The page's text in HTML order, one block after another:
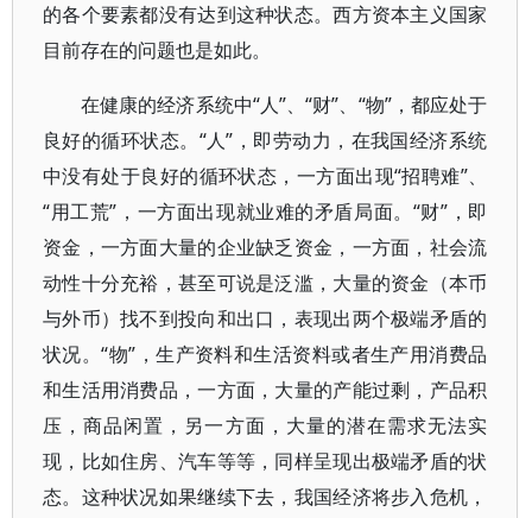
的各个要素都没有达到这种状态。西方资本主义国家
目前存在的问题也是如此。
在健康的经济系统中“人”、“财”、“物”，都应处于
良好的循环状态。“人”，即劳动力，在我国经济系统
中没有处于良好的循环状态，一方面出现“招聘难”、
“用工荒”，一方面出现就业难的矛盾局面。“财”，即
资金，一方面大量的企业缺乏资金，一方面，社会流
动性十分充裕，甚至可说是泛滥，大量的资金（本币
与外币）找不到投向和出口，表现出两个极端矛盾的
状况。“物”，生产资料和生活资料或者生产用消费品
和生活用消费品，一方面，大量的产能过剩，产品积
压，商品闲置，另一方面，大量的潜在需求无法实
现，比如住房、汽车等等，同样呈现出极端矛盾的状
态。这种状况如果继续下去，我国经济将步入危机，